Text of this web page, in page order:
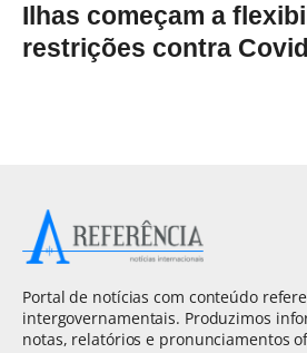
Ilhas começam a
restrições contra
Portal de notícias com conteúdo
intergovernamentais. Produzimos
notas, relatórios e pronunciamentos